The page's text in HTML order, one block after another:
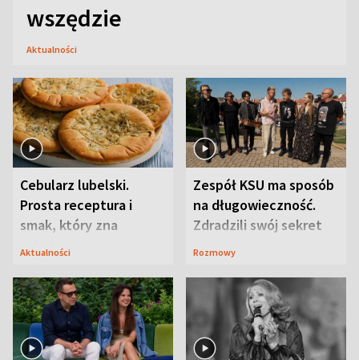
wszędzie
Aktualności
Cebularz lubelski.
Prosta receptura i
smak, który zna
Lubelszczyzna
Aktualności
Zespół KSU ma sposób
na długowieczność.
Zdradzili swój sekret
Rozmowy